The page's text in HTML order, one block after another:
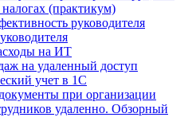
налогах (практикум)
руководителя
на ИТ
на удаленный доступ
учет в 1С
при организации
удаленно. Обзорный